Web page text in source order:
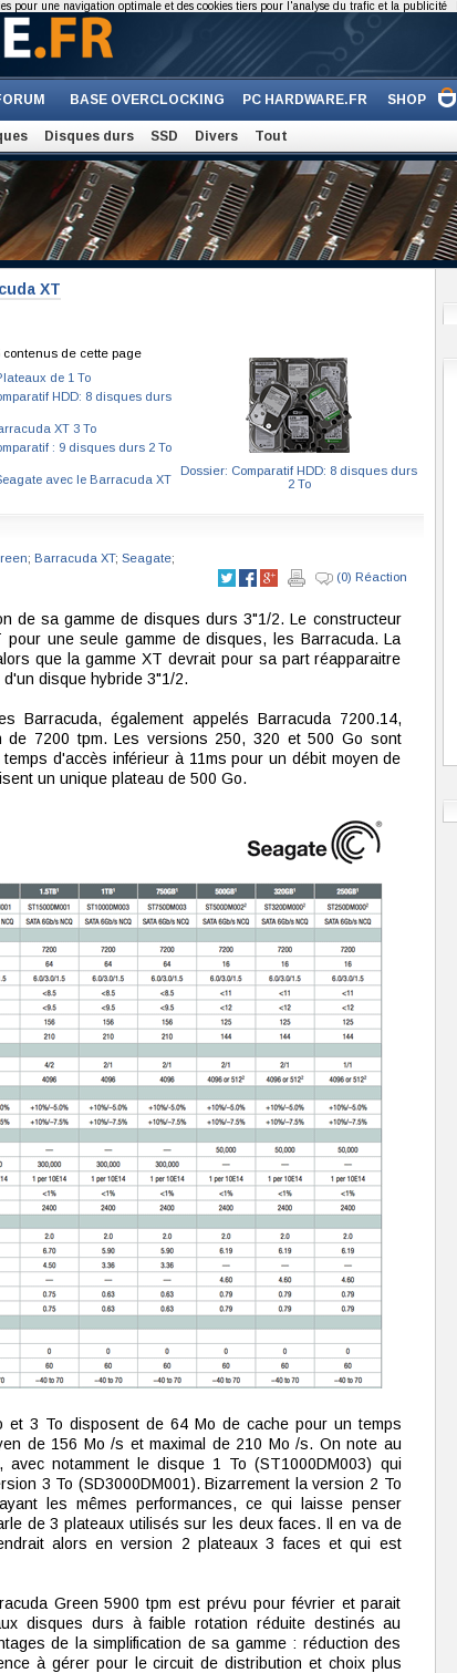
BASE OVERCLOCKING PC HARDWARE.FR SHOP
Disques durs SSD Divers Tout
XT
contenus de cette page
de 1 To
HDD: 8 disques durs
XT 3 To
: 9 disques durs 2 To
avec le Barracuda XT
Dossier: Comparatif HDD: 8 disques durs
2 To
; Barracuda XT; Seagate;
(0) Réaction
de sa gamme de disques durs 3"1/2. Le constructeur
une seule gamme de disques, les Barracuda. La
que la gamme XT devrait pour sa part réapparaitre
disque hybride 3"1/2.
également appelés Barracuda 7200.14,
de 7200 tpm. Les versions 250, 320 et 500 Go sont
d'accès inférieur à 11ms pour un débit moyen de
un unique plateau de 500 Go.
3 To disposent de 64 Mo de cache pour un temps
de 156 Mo /s et maximal de 210 Mo /s. On note au
notamment le disque 1 To (ST1000DM003) qui
3 To (SD3000DM001). Bizarrement la version 2 To
les mêmes performances, ce qui laisse penser
de 3 plateaux utilisés sur les deux faces. Il en va de
alors en version 2 plateaux 3 faces et qui est
Green 5900 tpm est prévu pour février et parait
disques durs à faible rotation réduite destinés au
de la simplification de sa gamme : réduction des
à gérer pour le circuit de distribution et choix plus
pour une navigation optimale et des cookies tiers pour l'analyse du trafic et la publicité